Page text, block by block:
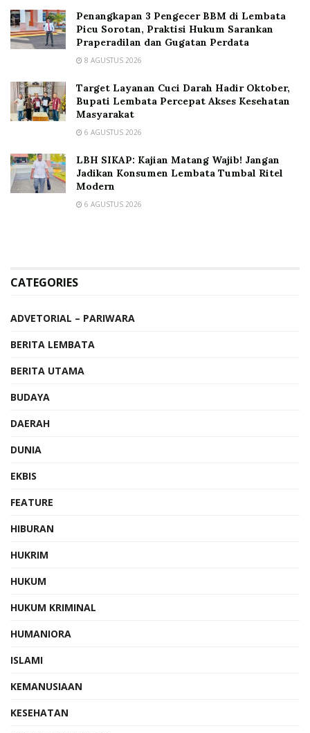
Penangkapan 3 Pengecer BBM di Lembata
Picu Sorotan, Praktisi Hukum Sarankan
Praperadilan dan Gugatan Perdata
8 AGUSTUS 2026
Target Layanan Cuci Darah Hadir Oktober,
Bupati Lembata Percepat Akses Kesehatan
Masyarakat
6 AGUSTUS 2026
LBH SIKAP: Kajian Matang Wajib! Jangan
Jadikan Konsumen Lembata Tumbal Ritel
Modern
6 AGUSTUS 2026
CATEGORIES
ADVETORIAL – PARIWARA
BERITA LEMBATA
BERITA UTAMA
BUDAYA
DAERAH
DUNIA
EKBIS
FEATURE
HIBURAN
HUKRIM
HUKUM
HUKUM KRIMINAL
HUMANIORA
ISLAMI
KEMANUSIAAN
KESEHATAN